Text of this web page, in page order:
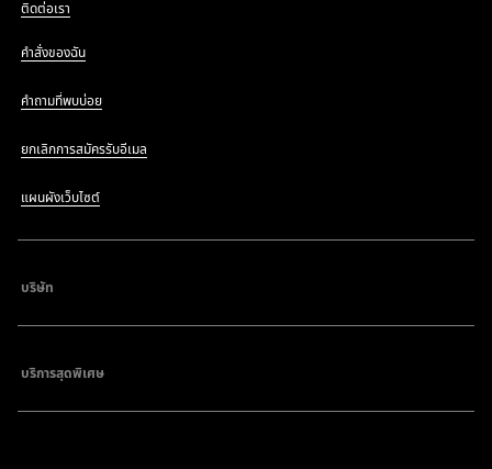
ติดต่อเรา
คำสั่งของฉัน
คำถามที่พบบ่อย
ยกเลิกการสมัครรับอีเมล
แผนผังเว็บไซต์
บริษัท
บริการสุดพิเศษ